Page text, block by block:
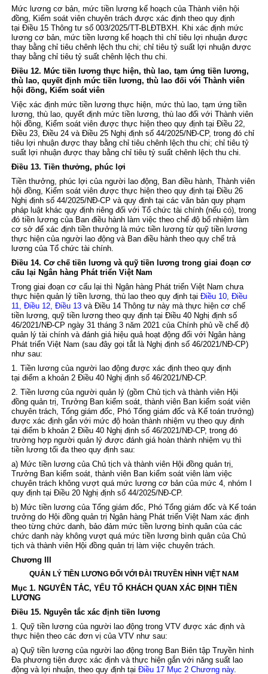
Mức lương cơ bản, mức tiền lương kế hoạch của Thành viên hội
đồng, Kiểm soát viên chuyên trách được xác định theo quy định
tạiĐiều 15 Thông tư số 003/2025/TT-BLĐTBXH. Khi xác định mức
lương cơ bản, mức tiền lương kế hoạch thì chỉ tiêu lợi nhuận được
thay bằng chỉ tiêu chênh lệch thu chi; chỉ tiêu tỷ suất lợi nhuận được
thay bằng chỉ tiêu tỷ suất chênh lệch thu chi.
Điều 12. Mức tiền lương thực hiện, thù lao, tạm ứng tiền lương,
thù lao, quyết định mức tiền lương, thù lao đối với Thành viên
hội đồng, Kiểm soát viên
Việc xác định mức tiền lương thực hiện, mức thù lao, tạm ứng tiền
lương, thù lao, quyết định mức tiền lương, thù lao đối với Thành viên
hội đồng, Kiểm soát viên được thực hiện theo quy định tạiĐiều 22,
Điều 23,Điều 24 và Điều 25 Nghị định số 44/2025/NĐ-CP, trong đó chỉ
tiêu lợi nhuận được thay bằng chỉ tiêu chênh lệch thu chi; chỉ tiêu tỷ
suất lợi nhuận được thay bằng chỉ tiêu tỷ suất chênh lệch thu chi.
Điều 13. Tiền thưởng, phúc lợi
Tiền thưởng, phúc lợi của người lao động, Ban điều hành, Thành viên
hội đồng, Kiểm soát viên được thực hiện theo quy định tạiĐiều 26
Nghị định số 44/2025/NĐ-CP và quy định tại các văn bản quy phạm
pháp luật khác quy định riêng đối với Tổ chức tài chính (nếu có), trong
đó tiền lương của Ban điều hành làm việc theo chế độ bổ nhiệm làm
cơ sở để xác định tiền thưởng là mức tiền lương từ quỹ tiền lương
thực hiện của người lao động và Ban điều hành theo quy chế trả
lương của Tổ chức tài chính.
Điều 14. Cơ chế tiền lương và quỹ tiền lương trong giai đoạn cơ
cấu lại Ngân hàng Phát triển Việt Nam
Trong giai đoạn cơ cấu lại thì Ngân hàng Phát triển Việt Nam chưa
thực hiện quản lý tiền lương, thù lao theo quy định tạiĐiều 10, Điều
11, Điều 12, Điều 13 và Điều 14 Thông tư này mà thực hiện cơ chế
tiền lương, quỹ tiền lương theo quy định tạiĐiều 40 Nghị định số
46/2021/NĐ-CP ngày 31 tháng 3 năm 2021 của Chính phủ về chế độ
quản lý tài chính và đánh giá hiệu quả hoạt động đối với Ngân hàng
Phát triển Việt Nam (sau đây gọi tắt là Nghị định số 46/2021/NĐ-CP)
như sau:
1. Tiền lương của người lao động được xác định theo quy định
tạiđiểm a khoản 2 Điều 40 Nghị định số 46/2021/NĐ-CP.
2. Tiền lương của người quản lý (gồm Chủ tịch và thành viên Hội
đồng quản trị, Trưởng Ban kiểm soát, thành viên Ban kiểm soát viên
chuyên trách, Tổng giám đốc, Phó Tổng giám đốc và Kế toán trưởng)
được xác định gắn với mức độ hoàn thành nhiệm vụ theo quy định
tạiđiểm b khoản 2 Điều 40 Nghị định số 46/2021/NĐ-CP, trong đó
trường hợp người quản lý được đánh giá hoàn thành nhiệm vụ thì
tiền lương tối đa theo quy định sau:
a) Mức tiền lương của Chủ tịch và thành viên Hội đồng quản trị,
Trưởng Ban kiểm soát, thành viên Ban kiểm soát viên làm việc
chuyên trách không vượt quá mức lương cơ bản của mức 4, nhóm I
quy định tạiĐiều 20 Nghị định số 44/2025/NĐ-CP.
b) Mức tiền lương của Tổng giám đốc, Phó Tổng giám đốc và Kế toán
trưởng do Hội đồng quản trị Ngân hàng Phát triển Việt Nam xác định
theo từng chức danh, bảo đảm mức tiền lương bình quân của các
chức danh này không vượt quá mức tiền lương bình quân của Chủ
tịch và thành viên Hội đồng quản trị làm việc chuyên trách.
Chương III
QUẢN LÝ TIỀN LƯƠNG ĐỐI VỚI ĐÀI TRUYỀN HÌNH VIỆT NAM
Mục 1. NGUYÊN TẮC, YẾU TỐ KHÁCH QUAN XÁC ĐỊNH TIỀN
LƯƠNG
Điều 15. Nguyên tắc xác định tiền lương
1. Quỹ tiền lương của người lao động trong VTV được xác định và
thực hiện theo các đơn vị của VTV như sau:
a) Quỹ tiền lương của người lao động trong Ban Biên tập Truyền hình
Đa phương tiện được xác định và thực hiện gắn với năng suất lao
động và lợi nhuận, theo quy định tạiĐiều 17 Mục 2 Chương này.